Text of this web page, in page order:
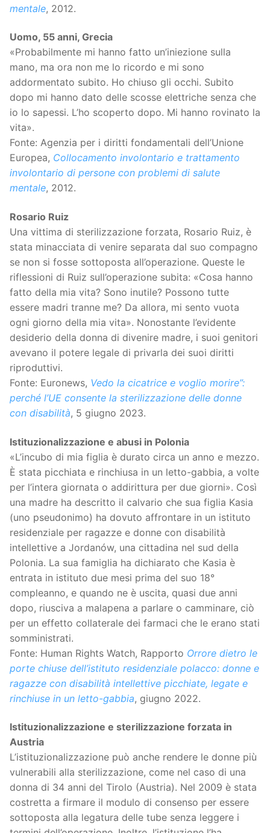
mentale, 2012.
Uomo, 55 anni, Grecia
«Probabilmente mi hanno fatto un’iniezione sulla
mano, ma ora non me lo ricordo e mi sono
addormentato subito. Ho chiuso gli occhi. Subito
dopo mi hanno dato delle scosse elettriche senza che
io lo sapessi. L’ho scoperto dopo. Mi hanno rovinato la
vita».
Fonte: Agenzia per i diritti fondamentali dell’Unione
Europea, Collocamento involontario e trattamento
involontario di persone con problemi di salute
mentale, 2012.
Rosario Ruiz
Una vittima di sterilizzazione forzata, Rosario Ruiz, è
stata minacciata di venire separata dal suo compagno
se non si fosse sottoposta all’operazione. Queste le
riflessioni di Ruiz sull’operazione subita: «Cosa hanno
fatto della mia vita? Sono inutile? Possono tutte
essere madri tranne me? Da allora, mi sento vuota
ogni giorno della mia vita». Nonostante l’evidente
desiderio della donna di divenire madre, i suoi genitori
avevano il potere legale di privarla dei suoi diritti
riproduttivi.
Fonte: Euronews, Vedo la cicatrice e voglio morire”:
perché l’UE consente la sterilizzazione delle donne
con disabilità, 5 giugno 2023.
Istituzionalizzazione e abusi in Polonia
«L’incubo di mia figlia è durato circa un anno e mezzo.
È stata picchiata e rinchiusa in un letto-gabbia, a volte
per l’intera giornata o addirittura per due giorni». Così
una madre ha descritto il calvario che sua figlia Kasia
(uno pseudonimo) ha dovuto affrontare in un istituto
residenziale per ragazze e donne con disabilità
intellettive a Jordanów, una cittadina nel sud della
Polonia. La sua famiglia ha dichiarato che Kasia è
entrata in istituto due mesi prima del suo 18°
compleanno, e quando ne è uscita, quasi due anni
dopo, riusciva a malapena a parlare o camminare, ciò
per un effetto collaterale dei farmaci che le erano stati
somministrati.
Fonte: Human Rights Watch, Rapporto Orrore dietro le
porte chiuse dell’istituto residenziale polacco: donne e
ragazze con disabilità intellettive picchiate, legate e
rinchiuse in un letto-gabbia, giugno 2022.
Istituzionalizzazione e sterilizzazione forzata in
Austria
L’istituzionalizzazione può anche rendere le donne più
vulnerabili alla sterilizzazione, come nel caso di una
donna di 34 anni del Tirolo (Austria). Nel 2009 è stata
costretta a firmare il modulo di consenso per essere
sottoposta alla legatura delle tube senza leggere i